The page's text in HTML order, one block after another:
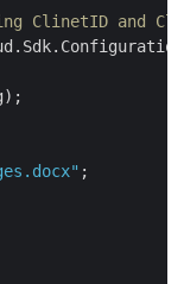
ClinetID and
;